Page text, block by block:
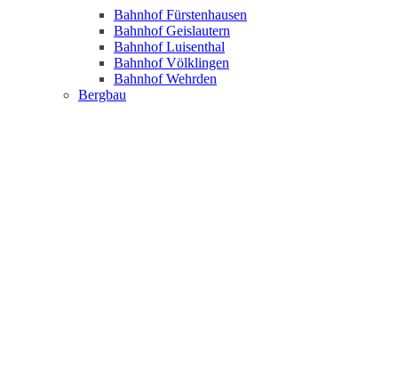
Bahnhof Fürstenhausen
Bahnhof Geislautern
Bahnhof Luisenthal
Bahnhof Völklingen
Bahnhof Wehrden
Bergbau